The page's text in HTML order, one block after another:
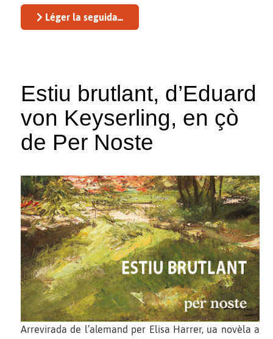
Léger la seguida...
Estiu brutlant, d’Eduard
von Keyserling, en çò
de Per Noste
Arrevirada de l’alemand per Elisa Harrer, ua novèla a